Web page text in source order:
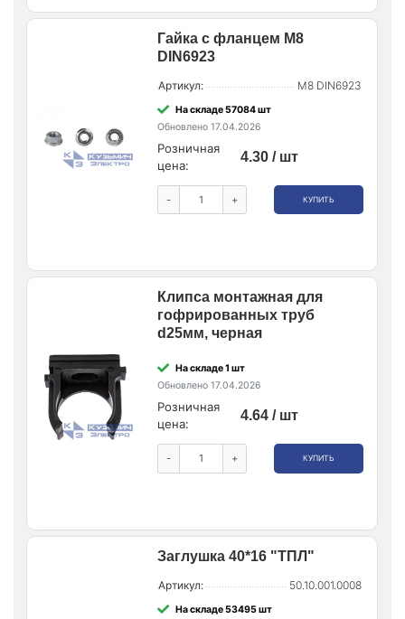
Гайка с фланцем М8
DIN6923
Артикул: М8 DIN6923
На складе 57084 шт
Обновлено 17.04.2026
Розничная
цена:
4.30 / шт
- + КУПИТЬ
Клипса монтажная для
гофрированных труб
d25мм, черная
На складе 1 шт
Обновлено 17.04.2026
Розничная
цена:
4.64 / шт
- + КУПИТЬ
Заглушка 40*16 "ТПЛ"
Артикул: 50.10.001.0008
На складе 53495 шт